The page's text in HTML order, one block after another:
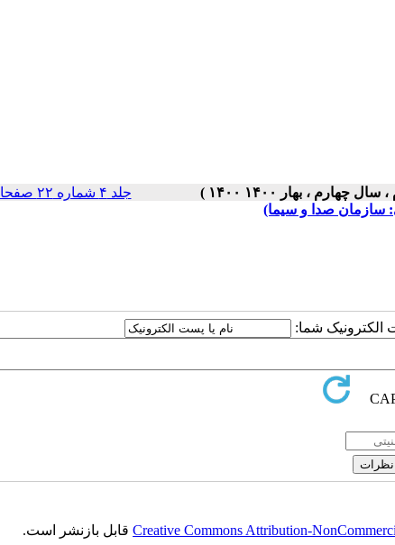
جلد ۴ شماره ۲۲ صفحات ۵-۱
سازمان صدا و سیما)
الکترونیک شما:
Creative Commons Attribution-قابل بازنشر است.